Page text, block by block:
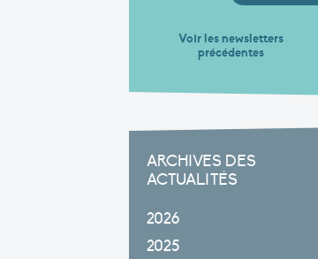
Voir les newsletters
précédentes
ARCHIVES DES
ACTUALITÉS
2026
2025